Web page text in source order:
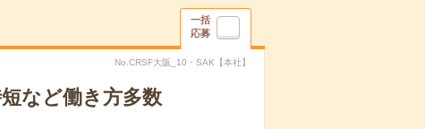
一括
応募
No.CRSF大阪_10・SAK【本社】
など働き方多数